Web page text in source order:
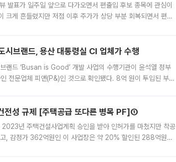
발표가 일주일 앞으로 다가오면서 편출입 후보 종목에 관심이
크게 흔들렸지만 저점 이후 주가가 상당 부분 회복되면서 편입
브랜드, 용산 대통령실 CI 업체가 수행
랜드 ‘Busan is Good’ 개발 사업의 수행기관이 윤석열 정부
전문업체 피앤(P&)인 것으로 확인됐다. 8억 원이 투입된 부산
전성 규제 [주택공급 또다른 병목 PF]①
년 주택건설사업계획 승인을 받아 인허가를 마쳤지만 착공
, 감정가 362억원인 이 사업장은 약 20% 할인된 288억원에